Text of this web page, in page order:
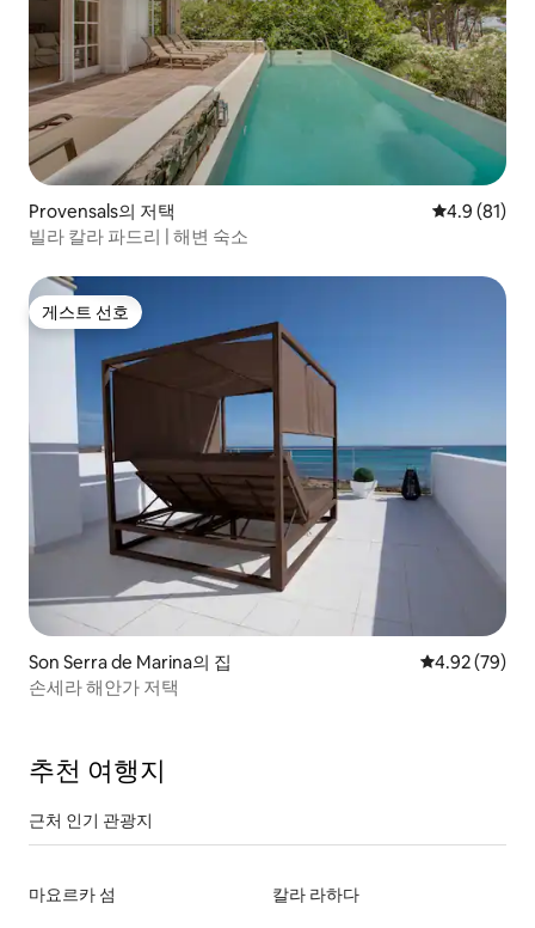
Provensals의 저택 평점 4.9점(5
4.9 (81)
빌라 칼라 파드리 | 해변 숙소
게스트 선호
게스트 선호
Son Serra de Marina의 집 평점 4.92점(5
4.92 (79)
손세라 해안가 저택
추천 여행지
근처 인기 관광지
마요르카 섬 칼라 라하다